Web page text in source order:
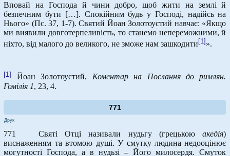
Вповай на Господа й чини добро, щоб жити на землі й
безпечним бути […]. Спокійним будь у Господі, надійсь на
Нього» (Пс. 37, 1-7). Святий Йоан Золотоустий навчає: «Якщо
ми виявили довготерпеливість, то станемо непереможними, й
ніхто, від малого до великого, не зможе нам зашкодити [1] ».
[1] Йоан Золотоустий, Коментар на Послання до римлян.
Гомілія 1, 23, 4.
771
Друк
771 Святі Отці називали нудьгу (грецькоюакедія)
виснаженням та втомою душі. У смутку людина недооцінює
могутності Господа, а в нудьзі – Його милосердя. Смуток